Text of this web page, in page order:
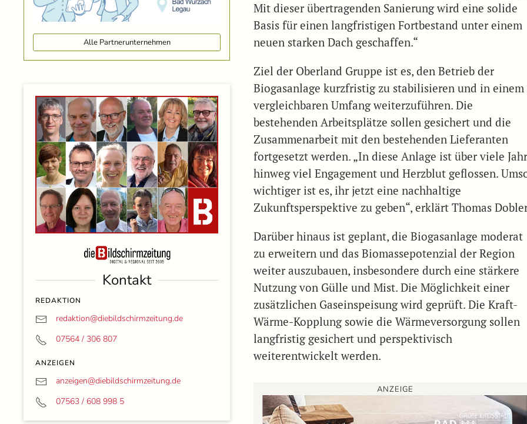
Alle Partnerunternehmen
Kontakt
REDAKTION
redaktion@diebildschirmzeitung.de
07564 / 306 807
ANZEIGEN
anzeigen@diebildschirmzeitung.de
07563 / 608 998 5
Mit dieser übertragenden Sanierung wird eine solide
Basis für einen langfristigen Fortbestand unter einem
neuen starken Dach geschaffen.“
Ziel der Oberland Gruppe ist es, den Betrieb der
Biogasanlage kurzfristig zu stabilisieren und in einem
vergleichbaren Umfang weiterzuführen. Die
bestehenden Arbeitsplätze sollen gesichert und die
Zusammenarbeit mit den bestehenden Lieferanten
fortgesetzt werden. „In diese Anlage ist über viele
hinweg viel Engagement und Herzblut geflossen.
wichtiger ist es, ihr jetzt eine nachhaltige
Zukunftsperspektive zu geben“, erklärt Thomas
Darüber hinaus ist geplant, die Biogasanlage moderat
zu erweitern und das Biomassepotenzial der Region
weiter auszubauen, insbesondere durch eine stärkere
Nutzung von Gülle und Mist. Die Möglichkeit einer
zusätzlichen Gaseinspeisung wird geprüft. Die Kraft-
Wärme-Kopplung sowie die Wärmeversorgung sollen
langfristig gesichert und perspektivisch
weiterentwickelt werden.
ANZEIGE